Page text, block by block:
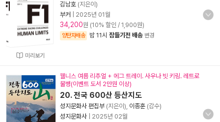
미리보기
김남호 (지은이)
부커
2025년 01월
34,200원 (10% 할인 / 1,900원)
양탄자배송 밤 11시 잠들기전 배송 변경
웰니스 여름 리추얼 + 에그 트레이. 사우나 빗 키링. 레트로
물병(이벤트 도서 2만원 이상)
20. 전국 600산 등산지도
성지문화사 편집부 (지은이), 이종훈 (감수)
성지문화사
2025년 02월